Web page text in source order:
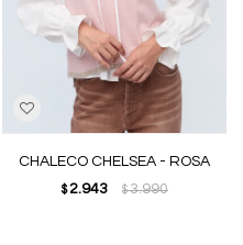
CHALECO CHELSEA - ROSA
$ 2.943 $3.990